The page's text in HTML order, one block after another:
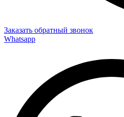
Заказать обратный звонок
Whatsapp